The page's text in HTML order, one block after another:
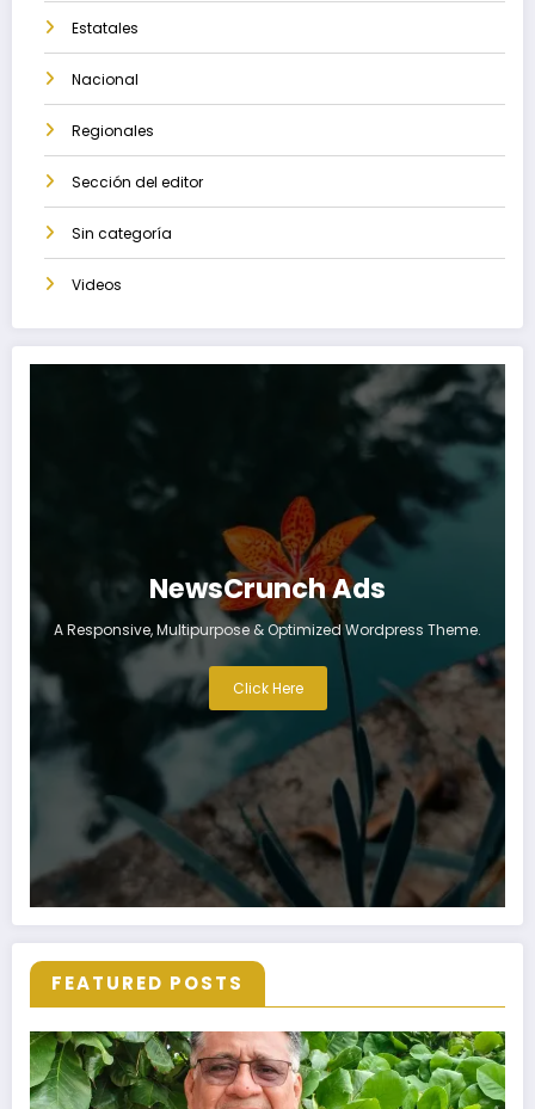
Estatales
Nacional
Regionales
Sección del editor
Sin categoría
Videos
NewsCrunch Ads
A Responsive, Multipurpose & Optimized Wordpress Theme.
Click Here
FEATURED POSTS